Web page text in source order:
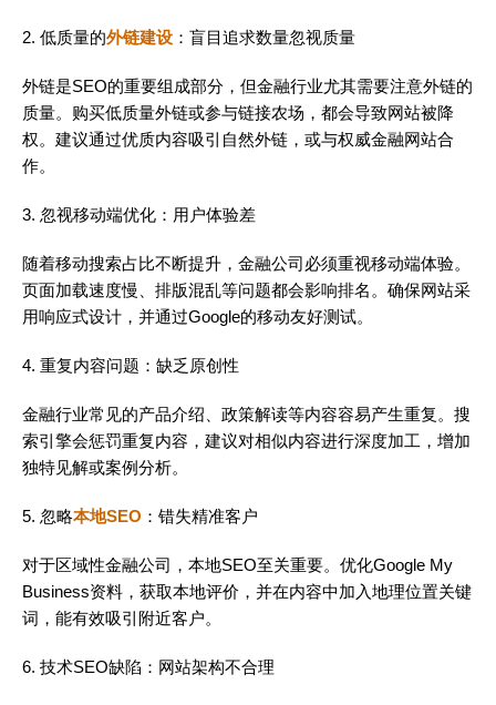
2. 低质量的外链建设 ：盲目追求数量忽视质量
外链是SEO的重要组成部分，但金融行业尤其需要注意外链的
质量。购买低质量外链或参与链接农场，都会导致网站被降
权。建议通过优质内容吸引自然外链，或与权威金融网站合
作。
3. 忽视移动端优化：用户体验差
随着移动搜索占比不断提升，金融公司必须重视移动端体验。
页面加载速度慢、排版混乱等问题都会影响排名。确保网站采
用响应式设计，并通过Google的移动友好测试。
4. 重复内容问题：缺乏原创性
金融行业常见的产品介绍、政策解读等内容容易产生重复。搜
索引擎会惩罚重复内容，建议对相似内容进行深度加工，增加
独特见解或案例分析。
5. 忽略本地SEO ：错失精准客户
对于区域性金融公司，本地SEO至关重要。优化Google My
Business资料，获取本地评价，并在内容中加入地理位置关键
词，能有效吸引附近客户。
6. 技术SEO缺陷：网站架构不合理